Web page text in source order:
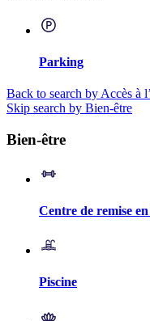
Parking
Back to search by Accès à
Skip search by Bien-être
Bien-être
Centre de remise
Piscine